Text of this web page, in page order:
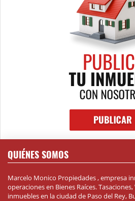
QUIÉNES SOMOS
Marcelo Monico Propiedades , empresa
operaciones en Bienes Raíces.
inmuebles en la ciudad de Paso del Rey,